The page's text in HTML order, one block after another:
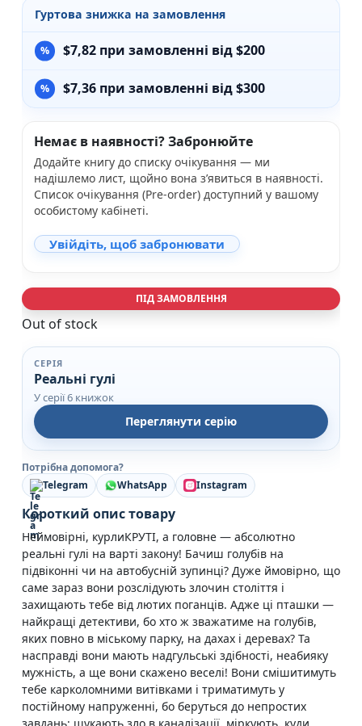
Гуртова знижка на замовлення
$7,82 при замовленні від $200
$7,36 при замовленні від $300
Немає в наявності? Забронюйте
Додайте книгу до списку очікування — ми
надішлемо лист, щойно вона з’явиться в наявності.
Список очікування (Pre-order) доступний у вашому
особистому кабінеті.
Увійдіть, щоб забронювати
ПІД ЗАМОВЛЕННЯ
Out of stock
СЕРІЯ
Реальні гулі
У серії 6 книжок
Переглянути серію
Потрібна допомога?
Telegram
WhatsApp Instagram
Короткий опис товару
Неймовірні, курлиКРУТІ, а головне — абсолютно
реальні гулі на варті закону! Бачиш голубів на
підвіконні чи на автобусній зупинці? Дуже ймовірно, що
саме зараз вони розслідують злочин століття і
захищають тебе від лютих поганців. Адже ці пташки —
найкращі детективи, бо хто ж зважатиме на голубів,
яких повно в міському парку, на дахах і деревах? Та
насправді вони мають надгульські здібності, неабияку
мужність, а ще вони скажено веселі! Вони смішитимуть
тебе карколомними витівками і триматимуть у
постійному напруженні, бо беруться до непростих